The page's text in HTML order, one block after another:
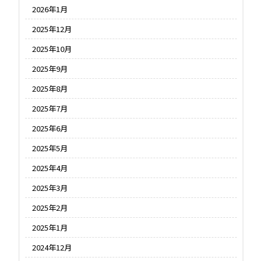
2026年1月
2025年12月
2025年10月
2025年9月
2025年8月
2025年7月
2025年6月
2025年5月
2025年4月
2025年3月
2025年2月
2025年1月
2024年12月